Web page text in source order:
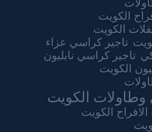
الكويت
الكويت
تاجير كراسي عزاء
تاجير كراسي نابليون
الكويت
وطاولات الكويت
الكويت